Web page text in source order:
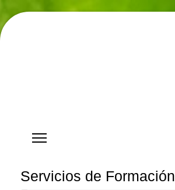
Servicios de Formación